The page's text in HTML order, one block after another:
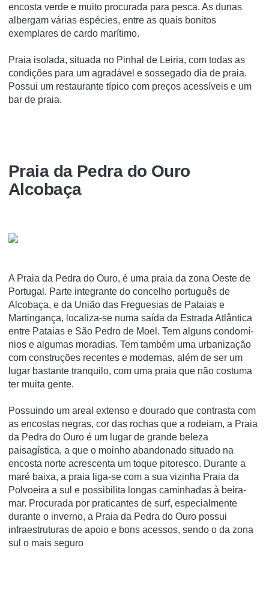
encosta verde e muito procurada para pesca. As dunas
albergam várias espécies, entre as quais bonitos
exemplares de cardo marítimo.
Praia isolada, situada no Pinhal de Leiria, com todas as
condições para um agradável e sossegado dia de praia.
Possui um restaurante típico com preços acessíveis e um
bar de praia.
Praia da Pedra do Ouro
Alcobaça
A Praia da Pedra do Ouro, é uma praia da zona Oeste de
Portugal. Parte integrante do concelho português de
Alcobaça, e da União das Freguesias de Pataias e
Martingança, localiza-se numa saí­da da Estrada Atlântica
entre Pataias e São Pedro de Moel. Tem alguns condomí­
nios e algumas moradias. Tem também uma urbanização
com construções recentes e modernas, além de ser um
lugar bastante tranquilo, com uma praia que não costuma
ter muita gente.
Possuindo um areal extenso e dourado que contrasta com
as encostas negras, cor das rochas que a rodeiam, a Praia
da Pedra do Ouro é um lugar de grande beleza
paisagística, a que o moinho abandonado situado na
encosta norte acrescenta um toque pitoresco. Durante a
maré baixa, a praia liga-se com a sua vizinha Praia da
Polvoeira a sul e possibilita longas caminhadas à beira-
mar. Procurada por praticantes de surf, especialmente
durante o inverno, a Praia da Pedra do Ouro possui
infraestruturas de apoio e bons acessos, sendo o da zona
sul o mais seguro